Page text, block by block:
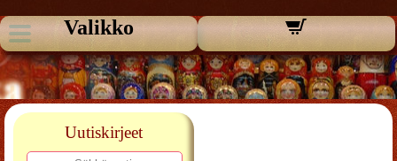
Valikko
Uutiskirjeet